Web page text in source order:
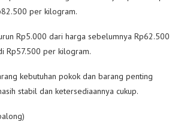
per kilogram.
Rp5.000 dari harga sebelumnya Rp62.500
Rp57.500 per kilogram.
kebutuhan pokok dan barang penting
stabil dan ketersediaannya cukup.